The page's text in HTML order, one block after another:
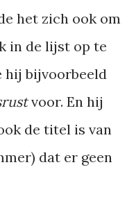
het zich ook om
in de lijst op te
hij bijvoorbeeld
voor. En hij
de titel is van
dat er geen